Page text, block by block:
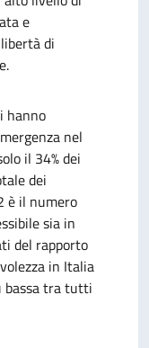
e
di
hanno
nel
il 34% dei
dei
è il numero
sia in
del rapporto
in Italia
bassa tra tutti